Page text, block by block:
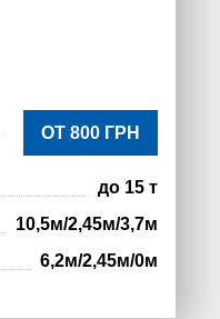
ОТ 800 ГРН
до 15 т
10,5м/2,45м/3,7м
6,2м/2,45м/0м